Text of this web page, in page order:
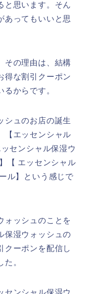
と思います。そん
あってもいいと思
その理由は、結構
得な割引クーポン
からです。
シュのお店の誕生
【エッセンシャル
センシャル保湿ウ
【 エッセンシャル
ル】という感じで
ォッシュのことを
保湿ウォッシュの
クーポンを配信し
。
センシャル保湿ウ